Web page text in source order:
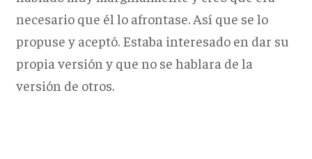
necesario que él lo afrontase. Así que se lo
propuse y aceptó. Estaba interesado en dar su
propia versión y que no se hablara de la
versión de otros.